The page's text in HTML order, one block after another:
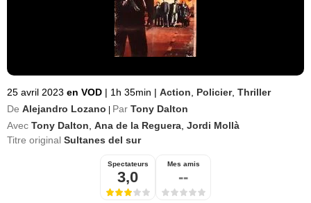
25 avril 2023 en VOD | 1h 35min | Action Policier, Thriller
De Alejandro Lozano Par Tony Dalton
Avec Tony Dalton Ana de la Reguera Jordi Mollà
Titre original Sultanes del sur
Spectateurs
3,0
Mes amis
--